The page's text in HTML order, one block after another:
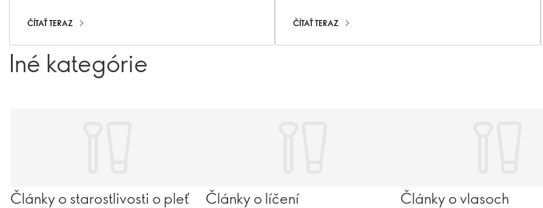
ČÍTAŤ TERAZ ČÍTAŤ TERAZ
Iné kategórie
Články o starostlivosti o pleť Články o líčení Články o vlasoch